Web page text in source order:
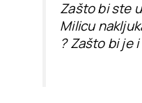
Zašto bi ste
Milicu
? Zašto bi je